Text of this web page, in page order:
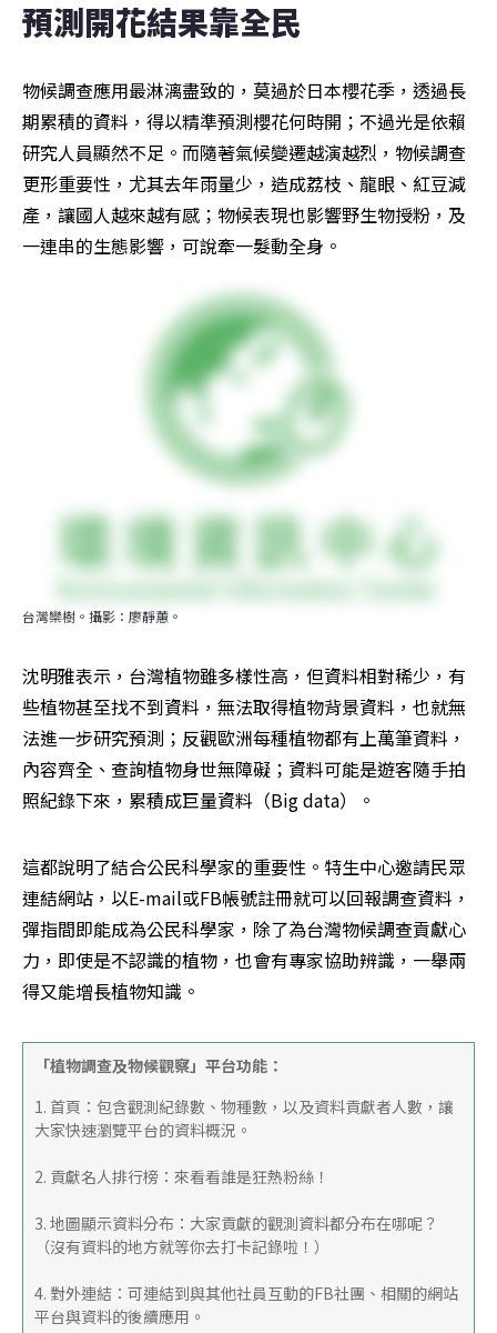
預測開花結果靠全民
物候調查應用最淋漓盡致的，莫過於日本櫻花季，透過長
期累積的資料，得以精準預測櫻花何時開；不過光是依賴
研究人員顯然不足。而隨著氣候變遷越演越烈，物候調查
更形重要性，尤其去年雨量少，造成荔枝、龍眼、紅豆減
產，讓國人越來越有感；物候表現也影響野生物授粉，及
一連串的生態影響，可說牽一髮動全身。
台灣欒樹。攝影：廖靜蕙。
沈明雅表示，台灣植物雖多樣性高，但資料相對稀少，有
些植物甚至找不到資料，無法取得植物背景資料，也就無
法進一步研究預測；反觀歐洲每種植物都有上萬筆資料，
內容齊全、查詢植物身世無障礙；資料可能是遊客隨手拍
照紀錄下來，累積成巨量資料（Big data）。
這都說明了結合公民科學家的重要性。特生中心邀請民眾
連結網站，以E-mail或FB帳號註冊就可以回報調查資料，
彈指間即能成為公民科學家，除了為台灣物候調查貢獻心
力，即使是不認識的植物，也會有專家協助辨識，一舉兩
得又能增長植物知識。
「植物調查及物候觀察」平台功能：
1. 首頁：包含觀測紀錄數、物種數，以及資料貢獻者人數，讓
大家快速瀏覽平台的資料概況。
2. 貢獻名人排行榜：來看看誰是狂熱粉絲！
3. 地圖顯示資料分布：大家貢獻的觀測資料都分布在哪呢？
（沒有資料的地方就等你去打卡記錄啦！）
4. 對外連結：可連結到與其他社員互動的FB社團、相關的網站
平台與資料的後續應用。